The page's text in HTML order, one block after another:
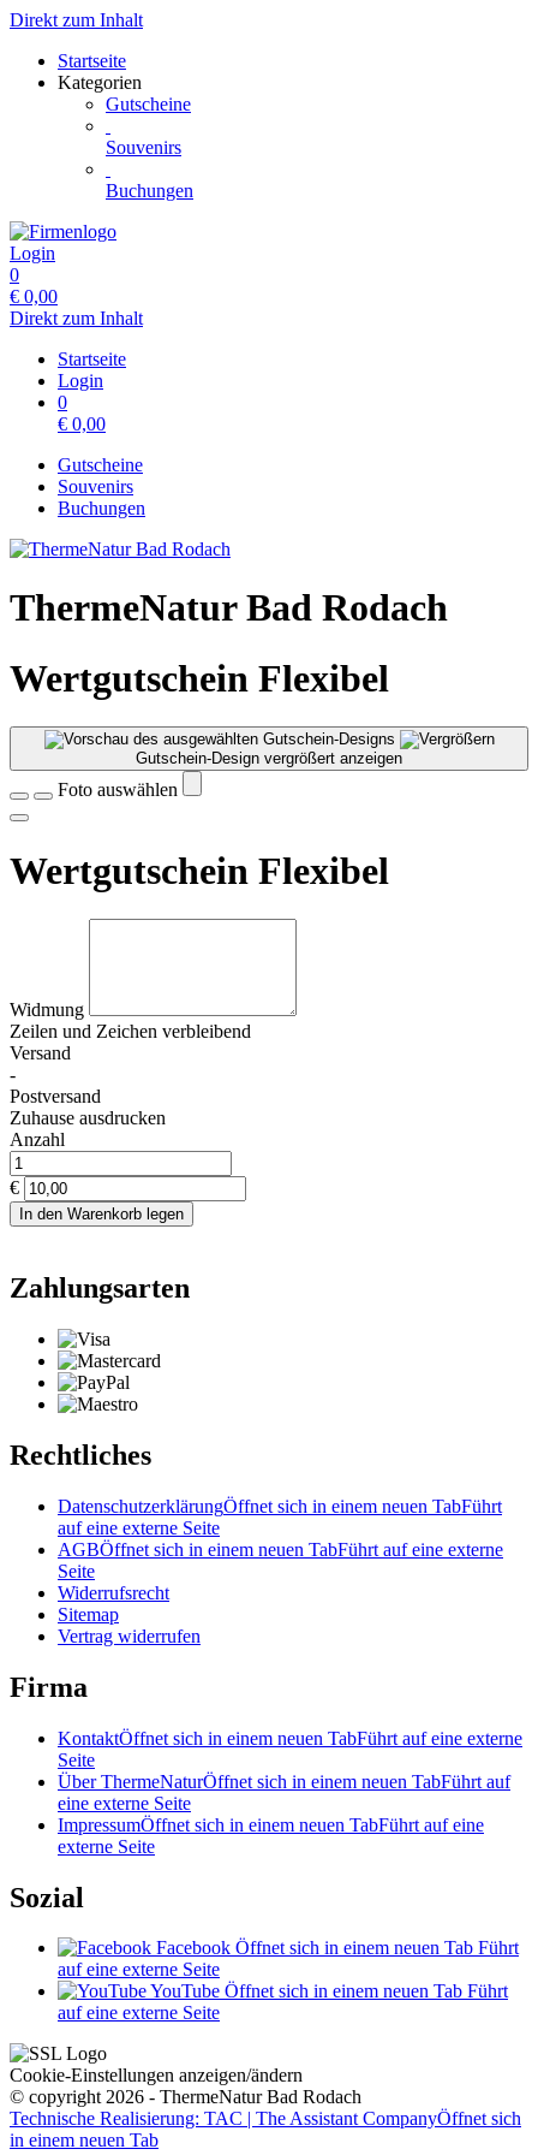
Direkt zum Inhalt
Startseite
Kategorien
Gutscheine
Souvenirs
Buchungen
Login
0
€ 0,00
Direkt zum Inhalt
Startseite
Login
0
€ 0,00
Gutscheine
Souvenirs
Buchungen
ThermeNatur Bad Rodach
Wertgutschein Flexibel
Gutschein-Design vergrößert anzeigen
Foto auswählen
Wertgutschein Flexibel
Widmung
Zeilen und Zeichen verbleibend
Versand
-
Postversand
Zuhause ausdrucken
Anzahl
€
In den Warenkorb legen
Zahlungsarten
Rechtliches
DatenschutzerklärungÖffnet sich in einem neuen TabFührt
auf eine externe Seite
AGBÖffnet sich in einem neuen TabFührt auf eine externe
Seite
Widerrufsrecht
Sitemap
Vertrag widerrufen
Firma
KontaktÖffnet sich in einem neuen TabFührt auf eine externe
Seite
Über ThermeNaturÖffnet sich in einem neuen TabFührt auf
eine externe Seite
ImpressumÖffnet sich in einem neuen TabFührt auf eine
externe Seite
Sozial
Facebook Öffnet sich in einem neuen Tab Führt
auf eine externe Seite
YouTube Öffnet sich in einem neuen Tab Führt
auf eine externe Seite
Cookie-Einstellungen anzeigen/ändern
© copyright 2026 - ThermeNatur Bad Rodach
Technische Realisierung: TAC | The Assistant CompanyÖffnet sich
in einem neuen Tab